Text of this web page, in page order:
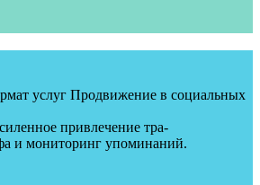
услуг Продвижение в социальных
привлечение тра-
и мониторинг упоминаний.